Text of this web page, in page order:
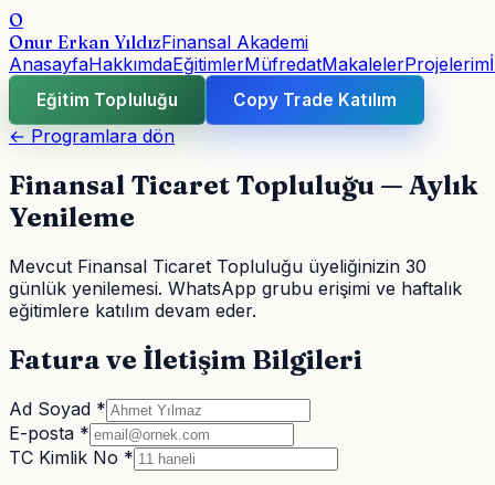
O
Onur Erkan YıldızFinansal Akademi
AnasayfaHakkımdaEğitimlerMüfredatMakalelerProjelerim
Eğitim Topluluğu Copy Trade Katılım
← Programlara dön
Finansal Ticaret Topluluğu — Aylık
Yenileme
Mevcut Finansal Ticaret Topluluğu üyeliğinizin 30
günlük yenilemesi. WhatsApp grubu erişimi ve haftalık
eğitimlere katılım devam eder.
Fatura ve İletişim Bilgileri
Ad Soyad *
E-posta *
TC Kimlik No *